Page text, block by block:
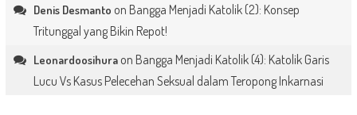
Denis Desmanto on Bangga Menjadi Katolik (2): Konsep
Tritunggal yang Bikin Repot!
Leonardoosihuraon Bangga Menjadi Katolik (4): Katolik Garis
Lucu Vs Kasus Pelecehan Seksual dalam Teropong Inkarnasi